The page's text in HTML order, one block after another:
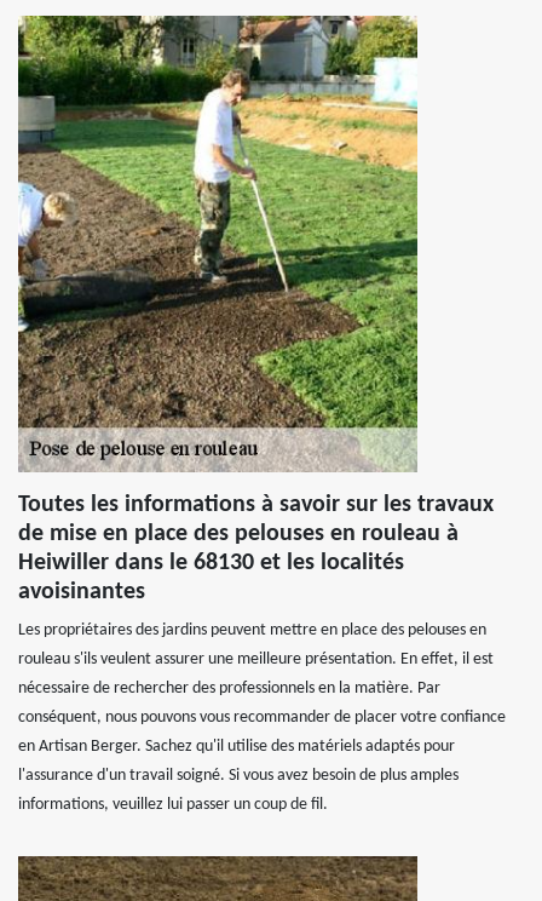
Toutes les informations à savoir sur les travaux
de mise en place des pelouses en rouleau à
Heiwiller dans le 68130 et les localités
avoisinantes
Les propriétaires des jardins peuvent mettre en place des pelouses en
rouleau s'ils veulent assurer une meilleure présentation. En effet, il est
nécessaire de rechercher des professionnels en la matière. Par
conséquent, nous pouvons vous recommander de placer votre confiance
en Artisan Berger. Sachez qu'il utilise des matériels adaptés pour
l'assurance d'un travail soigné. Si vous avez besoin de plus amples
informations, veuillez lui passer un coup de fil.